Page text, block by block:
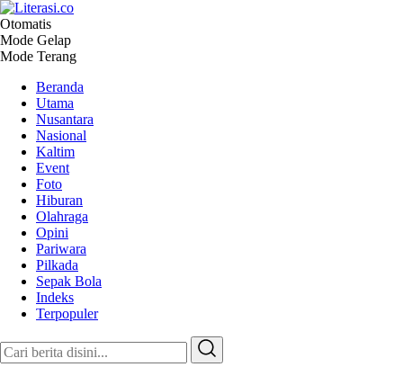
Literasi.co
Pilar Informasi
Otomatis
Mode Gelap
Mode Terang
Beranda
Utama
Nusantara
Nasional
Kaltim
Event
Foto
Hiburan
Olahraga
Opini
Pariwara
Pilkada
Sepak Bola
Indeks
Terpopuler